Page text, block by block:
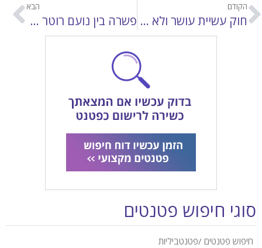
הקודם
חוק עשיית עושר ולא במשפט, תשל"ט-1979
הבא
פשרה בין נועם רוטר ליואב יצחק
סוגי חיפוש פטנטים
חיפוש פטנטים /פטנטביליות